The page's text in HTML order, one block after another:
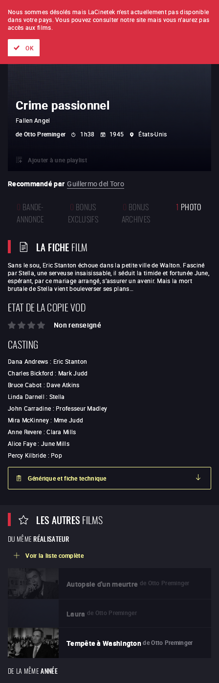
À L'UNITÉ ABONNEMENT
Crime passionnel
Fallen Angel
de Otto Preminger 1h38 1945 États-Unis
Ajouter à une playlist
Recommandé par Guillermo del Toro
0 BANDE-
ANNONCE
0 BONUS
EXCLUSIFS
0 BONUS
ARCHIVES
1 PHOTO
LA FICHEFILM
Sans le sou, Eric Stanton échoue dans la petite ville de Walton. Fasciné
par Stella, une serveuse insaisissable, il séduit la timide et fortunée June,
espérant, par ce mariage arrangé, s’assurer un avenir. Mais la mort
brutale de Stella vient bouleverser ses plans…
ETAT DE LA COPIE VOD
Non renseigné
CASTING
Dana Andrews : Eric Stanton
Charles Bickford : Mark Judd
Bruce Cabot : Dave Atkins
Linda Darnell : Stella
John Carradine : Professeur Madley
Mira McKinney: Mme Judd
Anne Revere :Clara Mills
Alice Faye: June Mills
Percy Kilbride : Pop
Générique et fiche technique
LES AUTRESFILMS
DU MÊME RÉALISATEUR
Voir la liste complète
Autopsie d'un meurtre de Otto Preminger
Laura de Otto Preminger
Tempête à Washington de Otto Preminger
DE LA MÊME ANNÉE
Nous sommes désolés mais LaCinetek n'est actuellement pas disponible
dans votre pays. Vous pouvez consulter notre site mais vous n'aurez pas
accès aux films.
OK